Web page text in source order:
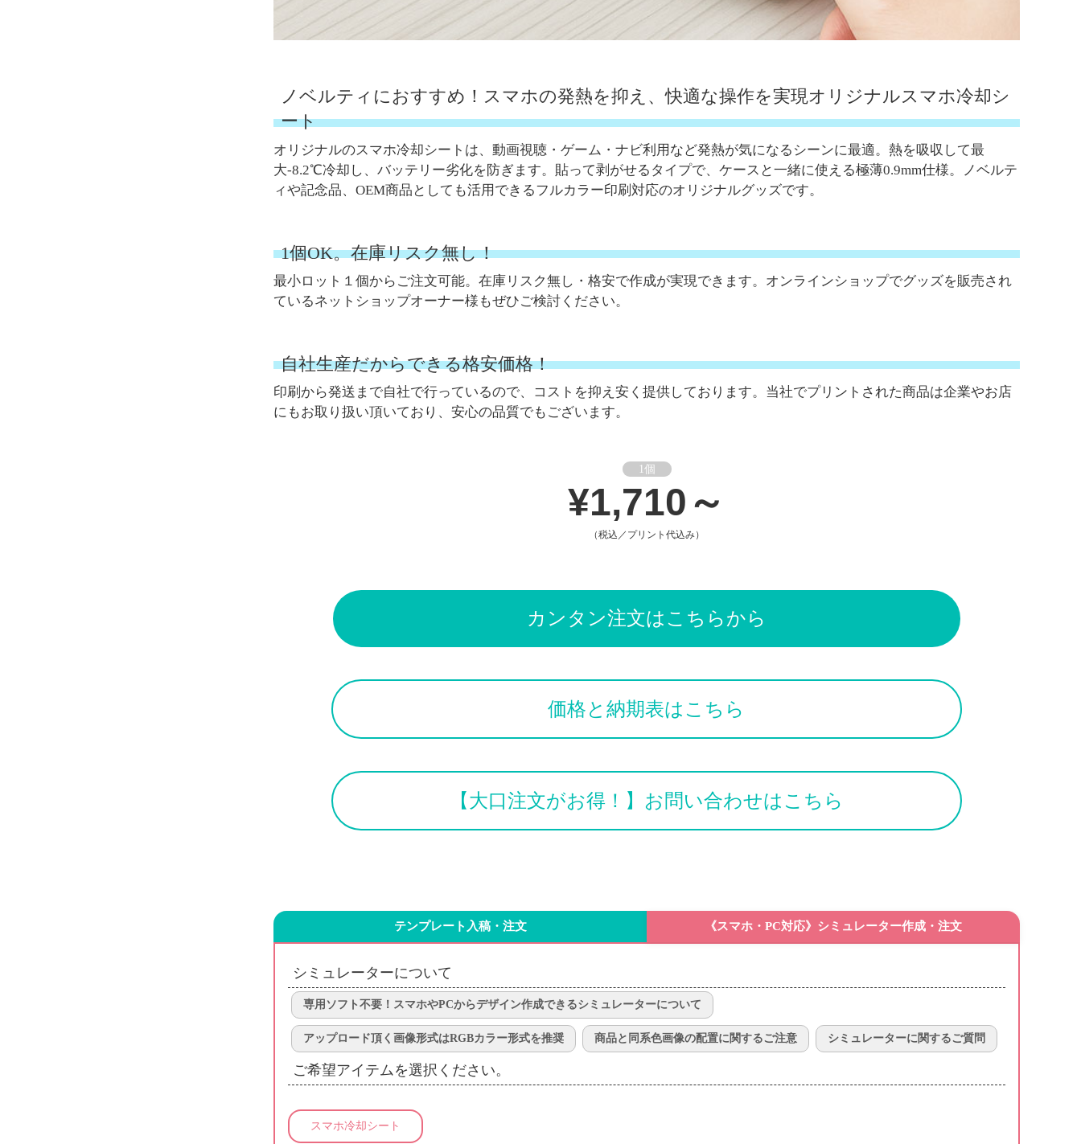
ノベルティにおすすめ！スマホの発熱を抑え、快適な操作を実現オリジナルスマホ冷却シ
ート
オリジナルのスマホ冷却シートは、動画視聴・ゲーム・ナビ利用など発熱が気になるシーンに最適。熱を吸収して最
大-8.2℃冷却し、バッテリー劣化を防ぎます。貼って剥がせるタイプで、ケースと一緒に使える極薄0.9mm仕様。ノベルテ
ィや記念品、OEM商品としても活用できるフルカラー印刷対応のオリジナルグッズです。
1個OK。在庫リスク無し！
最小ロット１個からご注文可能。在庫リスク無し・格安で作成が実現できます。オンラインショップでグッズを販売され
ているネットショップオーナー様もぜひご検討ください。
自社生産だからできる格安価格！
印刷から発送まで自社で行っているので、コストを抑え安く提供しております。当社でプリントされた商品は企業やお店
にもお取り扱い頂いており、安心の品質でもございます。
1個
¥1,710～
（税込／プリント代込み）
カンタン注文はこちらから
価格と納期表はこちら
【大口注文がお得！】お問い合わせはこちら
テンプレート入稿・注文 《スマホ・PC対応》シミュレーター作成・注文
シミュレーターについて
専用ソフト不要！スマホやPCからデザイン作成できるシミュレーターについて
アップロード頂く画像形式はRGBカラー形式を推奨 商品と同系色画像の配置に関するご注意 シミュレーターに関するご質問
ご希望アイテムを選択ください。
スマホ冷却シート